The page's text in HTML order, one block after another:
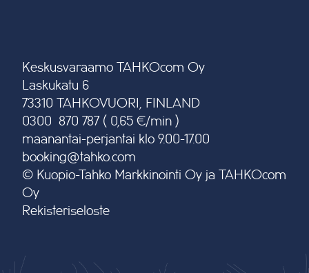
Keskusvaraamo TAHKOcom Oy
Laskukatu 6
73310 TAHKOVUORI, FINLAND
0300 870 787 ( 0,65 €/min )
maanantai-perjantai klo 9.00-17.00
booking@tahko.com
© Kuopio-Tahko Markkinointi Oy ja TAHKOcom
Oy
Rekisteriseloste